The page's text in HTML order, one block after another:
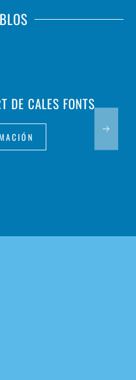
DE CALES FONTS